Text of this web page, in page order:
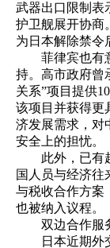
武器出口限制表
护卫舰展开协商
为日本解除禁令
菲律宾也有意
持。高市政府曾
关系”项目提供
该项目并获得更
济发展需求，对
安全上的担忧。
此外，已有超
国人员与经济往
与税收合作方案
也被纳入议程。
双边合作服
日本近期外交